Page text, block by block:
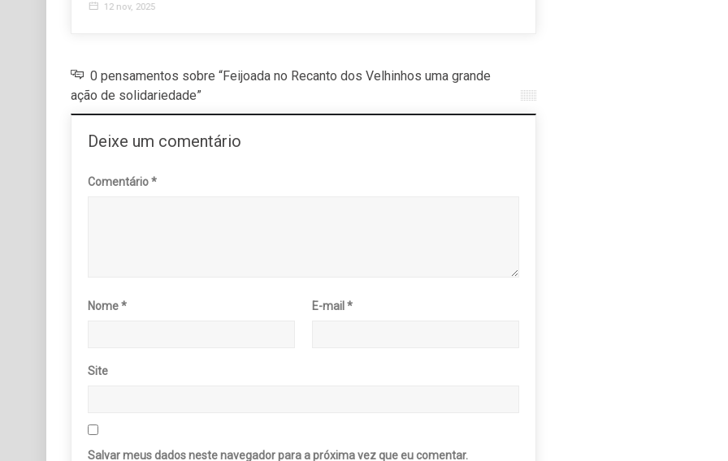
12 nov, 2025
0 pensamentos sobre “Feijoada no Recanto dos Velhinhos uma grande
ação de solidariedade”
Deixe um comentário
Comentário*
Nome* E-mail*
Site
Salvar meus dados neste navegador para a próxima vez que eu comentar.